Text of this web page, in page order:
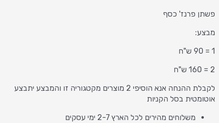
פשתן פרנז' כסף
מבצע:
1 = 90 ש"ח
2 = 160 ש"ח
לקבלת ההנחה אנא הוסיפי 2 מוצרים מקטגוריה זו והמבצע יתבצע
אוטומטית בסל הקניות
משלוחים מהירים לכל הארץ 2-7 ימי עסקים